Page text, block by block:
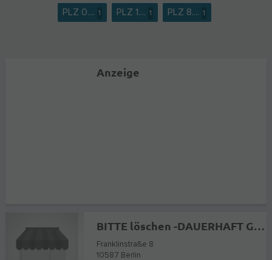
PLZ 0.... 1 PLZ 1.... 1 PLZ 8.... 1
Anzeige
BITTE löschen -DAUERHAFT GESCHLOSSEN
Franklinstraße 8
10587 Berlin